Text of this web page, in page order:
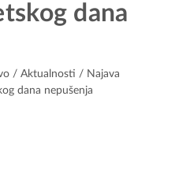
dana
/ Aktualnosti / Najava
dana nepušenja